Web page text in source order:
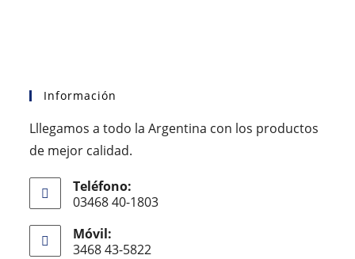
Información
Lllegamos a todo la Argentina con los productos
de mejor calidad.
Teléfono:
03468 40-1803
Móvil:
3468 43-5822